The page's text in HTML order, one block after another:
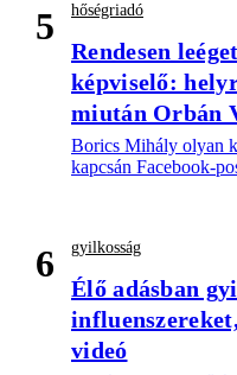
5 hőségriadó
Rendesen
képviselő:
miután Orbán
Borics Mihály olyan
kapcsán Facebook-
6 gyilkosság
Élő adásban
videó